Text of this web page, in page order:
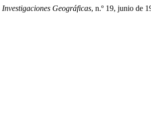
Investigaciones Geográficas, n.º 19, junio de